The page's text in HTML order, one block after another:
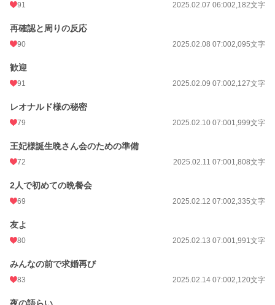
91 2025.02.07 06:002,182文字
再確認と周りの反応
90 2025.02.08 07:002,095文字
歓迎
91 2025.02.09 07:002,127文字
レオナルド様の秘密
79 2025.02.10 07:001,999文字
王妃様誕生晩さん会のための準備
72 2025.02.11 07:001,808文字
2人で初めての晩餐会
69 2025.02.12 07:002,335文字
友よ
80 2025.02.13 07:001,991文字
みんなの前で求婚再び
83 2025.02.14 07:002,120文字